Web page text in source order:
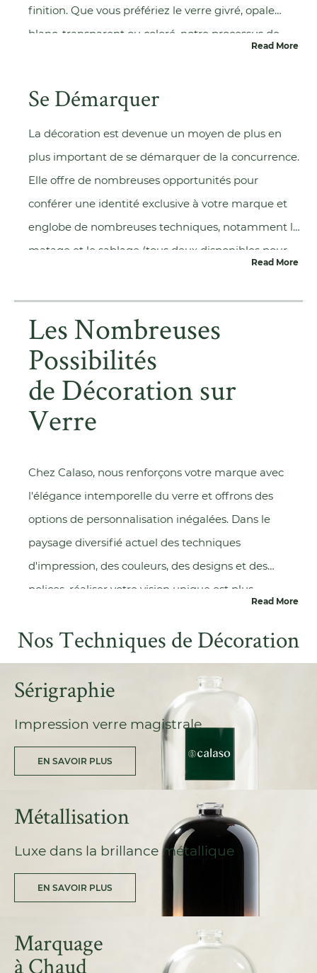
finition. Que vous préfériez le verre givré, opale
blanc, transparent ou coloré, notre processus de
inspiration. Nous croyons en des possibilités
illimitées et sommes fiers de la qualité
exceptionnelle que nous livrons constamment.
Read More
Se Démarquer
La décoration est devenue un moyen de plus en
plus important de se démarquer de la concurrence.
Elle offre de nombreuses opportunités pour
conférer une identité exclusive à votre marque et
englobe de nombreuses techniques, notamment le
matage et le sablage (tous deux disponibles pour
monochrome et multicolore (également applicable
à des zones de surface spécifiques), la métallisation,
le marquage au laser, la tampographie, la
sérigraphie et le gaufrage.
Read More
Les Nombreuses
Possibilités
de Décoration sur
Verre
Chez Calaso, nous renforçons votre marque avec
l'élégance intemporelle du verre et offrons des
options de personnalisation inégalées. Dans le
paysage diversifié actuel des techniques
d'impression, des couleurs, des designs et des
polices, réaliser votre vision unique est plus
Notre équipe d'experts chevronnés est là pour vous
créatives en réalité.
Read More
Nos Techniques de Décoration
Sérigraphie
Impression verre magistrale
EN SAVOIR PLUS
Métallisation
Luxe dans la brillance métallique
EN SAVOIR PLUS
Marquage
à Chaud